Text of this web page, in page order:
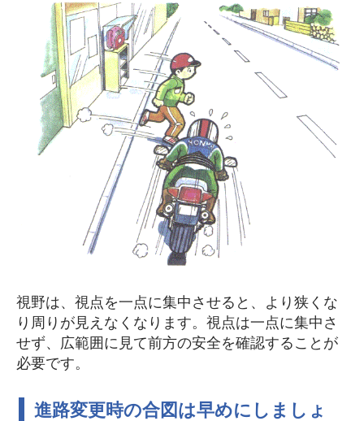
視野は、視点を一点に集中させると、より狭くな
り周りが見えなくなります。視点は一点に集中さ
せず、広範囲に見て前方の安全を確認することが
必要です。
進路変更時の合図は早めにしましょ